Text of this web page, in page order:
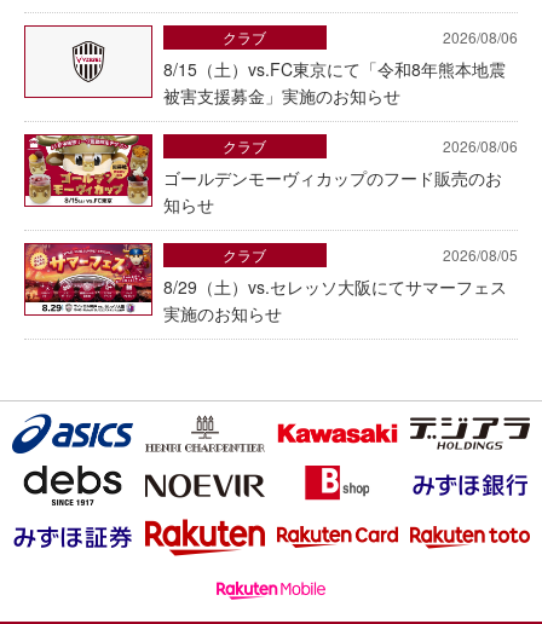
2026/08/06
8/15（土）vs.FC東京にて「令和8年熊本地震
被害支援募金」実施のお知らせ
クラブ
2026/08/06
ゴールデンモーヴィカップのフード販売のお
知らせ
クラブ
2026/08/05
8/29（土）vs.セレッソ大阪にてサマーフェス
実施のお知らせ
クラブ